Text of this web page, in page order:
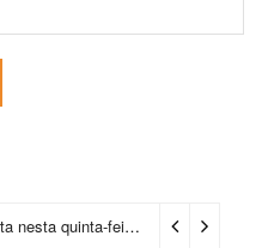
Casa do Benin será reaberta nesta quinta-feira (6) 2 dias ago